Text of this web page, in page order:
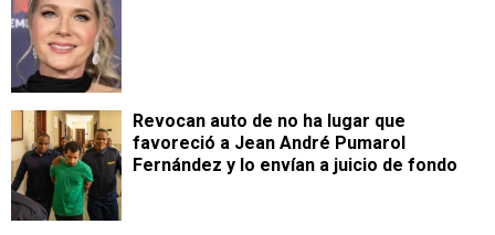
Revocan auto de no ha lugar que
favoreció a Jean André Pumarol
Fernández y lo envían a juicio de fondo